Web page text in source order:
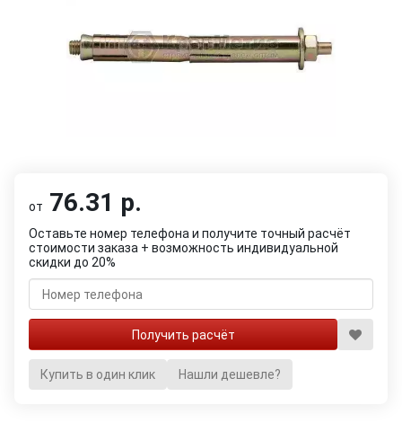
от 76.31 р.
Оставьте номер телефона и получите точный расчёт
стоимости заказа + возможность индивидуальной
скидки до 20%
Купить в один клик Нашли дешевле?